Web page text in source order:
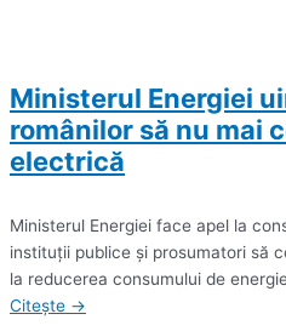
Ministerul Energiei
românilor să nu mai
electrică
Ministerul Energiei face apel la
instituţii publice şi prosumatori să
la reducerea consumului de
Citește →